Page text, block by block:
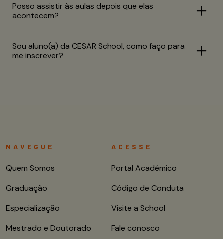
Posso assistir às aulas depois que elas
acontecem?
Sou aluno(a) da CESAR School, como faço para
me inscrever?
NAVEGUE
Quem Somos
Graduação
Especialização
Mestrado e Doutorado
ACESSE
Portal Acadêmico
Código de Conduta
Visite a School
Fale conosco